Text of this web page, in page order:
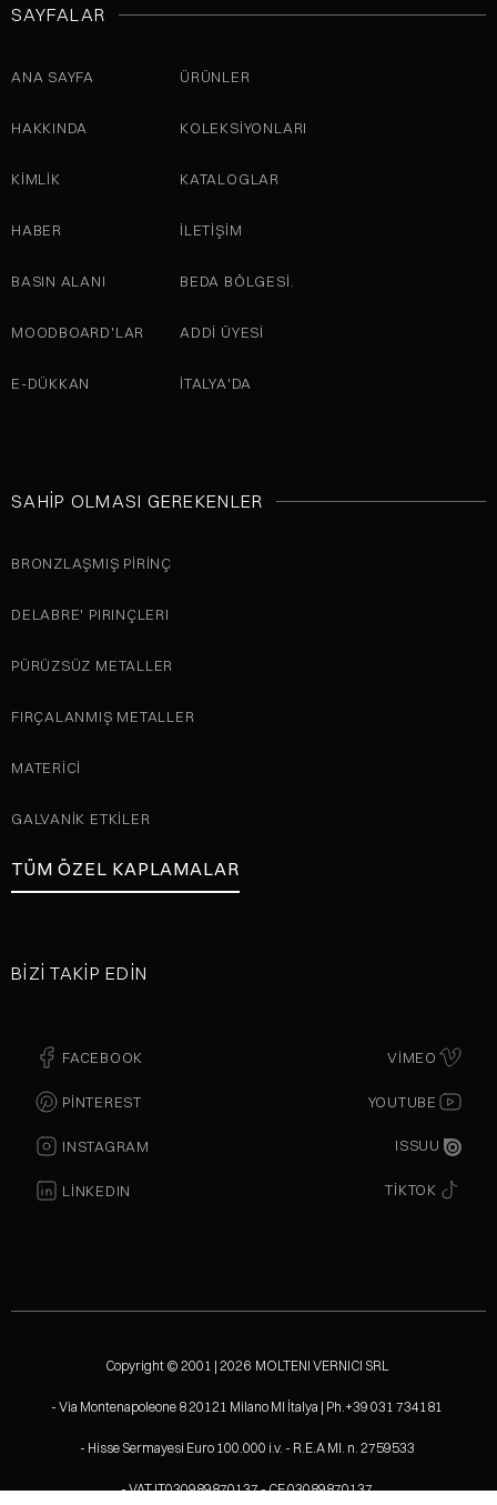
SAYFALAR
ANA SAYFA
HAKKINDA
KİMLİK
HABER
BASIN ALANI
MOODBOARD'LAR
E-DÜKKAN
ÜRÜNLER
KOLEKSIYONLARI
KATALOGLAR
İLETIŞIM
BEDA BÖLGESI.
ADDI ÜYESI
İTALYA'DA
SAHIP OLMASI GEREKENLER
BRONZLAŞMIŞ PIRINÇ
DELABRE' PIRINÇLERI
PÜRÜZSÜZ METALLER
FIRÇALANMIŞ METALLER
MATERICI
GALVANIK ETKILER
TÜM ÖZEL KAPLAMALAR
BIZI TAKIP EDIN
FACEBOOK
PINTEREST
INSTAGRAM
LINKEDIN
VIMEO
YOUTUBE
ISSUU
TIKTOK
Copyright © 2001 | 2026 MOLTENI VERNICI SRL
- Via Montenapoleone 8 20121 Milano MI İtalya | Ph.+39 031 734181
- Hisse Sermayesi Euro 100.000 i.v. - R.E.A MI. n. 2759533
- VAT IT030989870137 - CF.03089870137